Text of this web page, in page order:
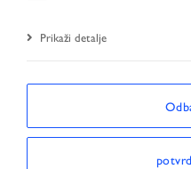
Prikaži detalje